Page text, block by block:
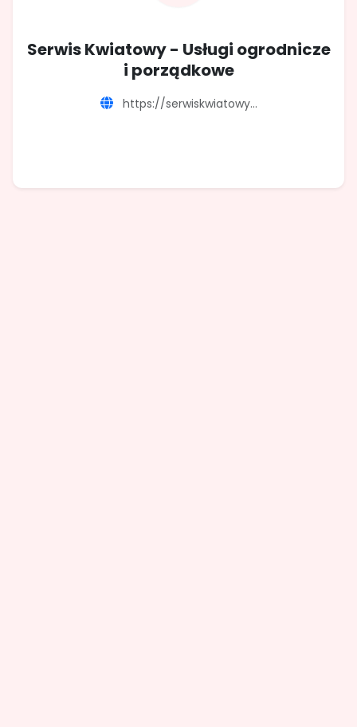
Serwis Kwiatowy - Usługi ogrodnicze
i porządkowe
https://serwiskwiatowy...